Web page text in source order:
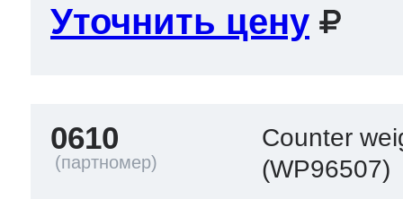
Уточнить цену
0610
Counter
(WP96507)